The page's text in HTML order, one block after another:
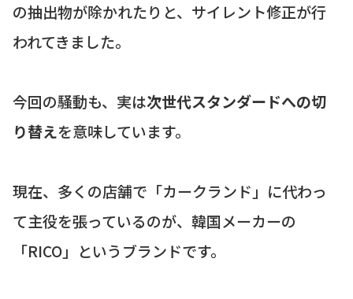
の抽出物が除かれたりと、サイレント修正が行
われてきました。
今回の騒動も、実は次世代スタンダードへの切
り替えを意味しています。
現在、多くの店舗で「カークランド」に代わっ
て主役を張っているのが、韓国メーカーの
「RICO」というブランドです。